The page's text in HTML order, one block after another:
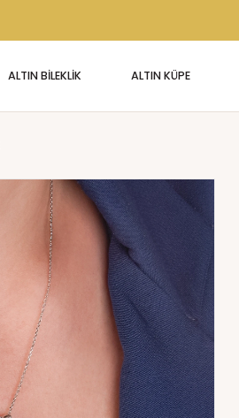
ALTIN BİLEKLİK ALTIN KÜPE